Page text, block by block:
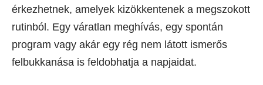
érkezhetnek, amelyek kizökkentenek a megszokott
rutinból. Egy váratlan meghívás, egy spontán
program vagy akár egy rég nem látott ismerős
felbukkanása is feldobhatja a napjaidat.